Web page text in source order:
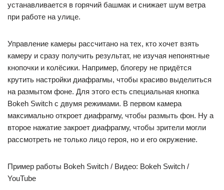
устанавливается в горячий башмак и снижает шум ветра
при работе на улице.
Управление камеры рассчитано на тех, кто хочет взять
камеру и сразу получить результат, не изучая непонятные
кнопочки и колёсики. Например, блогеру не придётся
крутить настройки диафрагмы, чтобы красиво выделиться
на размытом фоне. Для этого есть специальная кнопка
Bokeh Switch с двумя режимами. В первом камера
максимально откроет диафрагму, чтобы размыть фон. Ну а
второе нажатие закроет диафрагму, чтобы зрители могли
рассмотреть не только лицо героя, но и его окружение.
Пример работы Bokeh Switch / Видео: Bokeh Switch /
YouTube